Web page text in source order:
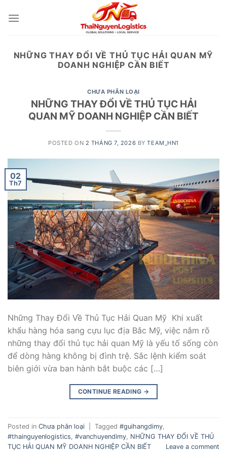
NHỮNG THAY ĐỔI VỀ THỦ TỤC HẢI QUAN MỸ
DOANH NGHIỆP CẦN BIẾT
CHƯA PHÂN LOẠI
NHỮNG THAY ĐỔI VỀ THỦ TỤC HẢI
QUAN MỸ DOANH NGHIỆP CẦN BIẾT
POSTED ON 2 THÁNG 7, 2026 BYTEAM_HN1
02
Th7
Những Thay Đổi Về Thủ Tục Hải Quan Mỹ Khi xuất
khẩu hàng hóa sang cựu lục địa Bắc Mỹ, việc nắm rõ
những thay đổi thủ tục hải quan Mỹ là yếu tố sống còn
để dòng hàng không bị đình trệ. Sắc lệnh kiểm soát
biên giới vừa ban hành bắt buộc các […]
CONTINUE READING →
Posted in Chưa phân loại Tagged #guihangdimy
#thainguyenlogistics #vanchuyendimy NHỮNG THAY ĐỔI VỀ THỦ
TỤC HẢI QUAN MỸ DOANH NGHIỆP CẦN BIẾT
Leave a comment